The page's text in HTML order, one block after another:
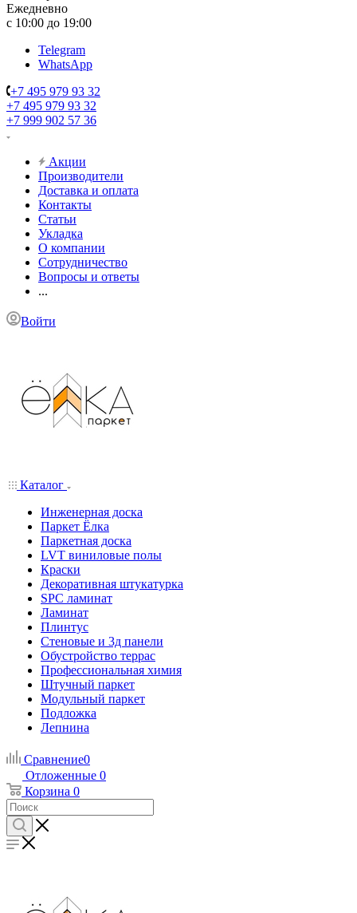
Ежедневно
с 10:00 до 19:00
Telegram
WhatsApp
+7 495 979 93 32
+7 495 979 93 32
+7 999 902 57 36
Акции
Производители
Доставка и оплата
Контакты
Статьи
Укладка
О компании
Сотрудничество
Вопросы и ответы
...
Войти
Каталог
Инженерная доска
Паркет Ёлка
Паркетная доска
LVT виниловые полы
Краски
Декоративная штукатурка
SPC ламинат
Ламинат
Плинтус
Стеновые и 3д панели
Обустройство террас
Профессиональная химия
Штучный паркет
Модульный паркет
Подложка
Лепнина
Сравнение0
Отложенные 0
Корзина 0